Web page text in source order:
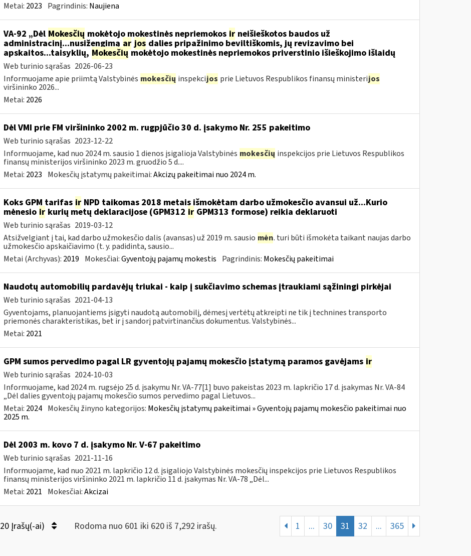
Metai: 2023 Pagrindinis: Naujiena
VA-92 „Dėl Mokesčių mokėtojo mokestinės nepriemokos irneišieškotos baudos už
administracinį...nusižengimąar jos dalies pripažinimo beviltiškomis, jų revizavimo bei
apskaitos...taisyklių, Mokesčiųmokėtojo mokestinės nepriemokos priverstinio išieškojimo išlaidų
Web turinio sąrašas 2026-06-23
Informuojame apie priimtą Valstybinės mokesčių inspekcijos prie Lietuvos Respublikos finansų ministerijos
viršininko 2026...
Metai: 2026
Dėl VMI prie FM viršininko 2002 m. rugpjūčio 30 d. įsakymo Nr. 255 pakeitimo
Web turinio sąrašas 2023-12-22
Informuojame, kad nuo 2024 m. sausio 1 dienos įsigalioja Valstybinės mokesčių inspekcijos prie Lietuvos Respublikos
finansų ministerijos viršininko 2023 m. gruodžio 5 d....
Metai: 2023 Mokesčių įstatymų pakeitimai:Akcizų pakeitimai nuo 2024 m.
Koks GPM tarifas irNPD taikomas 2018 metais išmokėtam darbo užmokesčio avansui už...Kurio
mėnesio irkurių metų deklaracijose (GPM312 irGPM313 formose) reikia deklaruoti
Web turinio sąrašas 2019-03-12
Atsižvelgiant į tai, kad darbo užmokesčio dalis (avansas) už 2019 m. sausio mėn. turi būti išmokėta taikant naujas darbo
užmokesčio apskaičiavimo (t. y. padidinta, sausio...
Metai (Archyvas): 2019 Mokesčiai:Gyventojų pajamų mokestis Pagrindinis: Mokesčių pakeitimai
Naudotų automobilių pardavėjų triukai - kaip į sukčiavimo schemas įtraukiami sąžiningi pirkėjai
Web turinio sąrašas 2021-04-13
Gyventojams, planuojantiems įsigyti naudotą automobilį, dėmesį vertėtų atkreipti ne tik į technines transporto
priemonės charakteristikas, bet ir į sandorį patvirtinančius dokumentus. Valstybinės...
Metai: 2021
GPM sumos pervedimo pagal LR gyventojų pajamų mokesčio įstatymą paramos gavėjams ir
Web turinio sąrašas 2024-10-03
Informuojame, kad 2024 m. rugsėjo 25 d. įsakymu Nr. VA-77[1] buvo pakeistas 2023 m. lapkričio 17 d. įsakymas Nr. VA-84
„Dėl dalies gyventojų pajamų mokesčio sumos pervedimo pagal Lietuvos...
Metai: 2024 Mokesčių žinyno kategorijos: Mokesčių įstatymų pakeitimai » Gyventojų pajamų mokesčio pakeitimai nuo
2025 m.
Dėl 2003 m. kovo 7 d. įsakymo Nr. V-67 pakeitimo
Web turinio sąrašas 2021-11-16
Informuojame, kad nuo 2021 m. lapkričio 12 d. įsigaliojo Valstybinės mokesčių inspekcijos prie Lietuvos Respublikos
finansų ministerijos viršininko 2021 m. lapkričio 11 d. įsakymas Nr. VA-78 „Dėl...
Metai: 2021 Mokesčiai:Akcizai
20 Įrašų(-ai) Rodoma nuo 601 iki 620 iš 7,292 irašų. 1 ... 30 31 32 ... 365